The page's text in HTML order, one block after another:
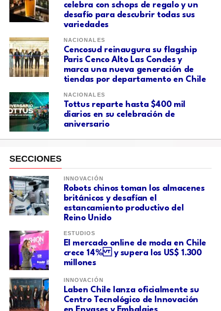
celebra con schops de regalo y un
desafío para descubrir todas sus
variedades
NACIONALES
Cencosud reinaugura su flagship
Paris Cenco Alto Las Condes y
marca una nueva generación de
tiendas por departamento en Chile
NACIONALES
Tottus reparte hasta $400 mil
diarios en su celebración de
aniversario
SECCIONES
INNOVACIÓN
Robots chinos toman los almacenes
británicos y desafían el
estancamiento productivo del
Reino Unido
ESTUDIOS
El mercado online de moda en Chile
crece 14% y supera los US$ 1.300
millones
INNOVACIÓN
Laben Chile lanza oficialmente su
Centro Tecnológico de Innovación